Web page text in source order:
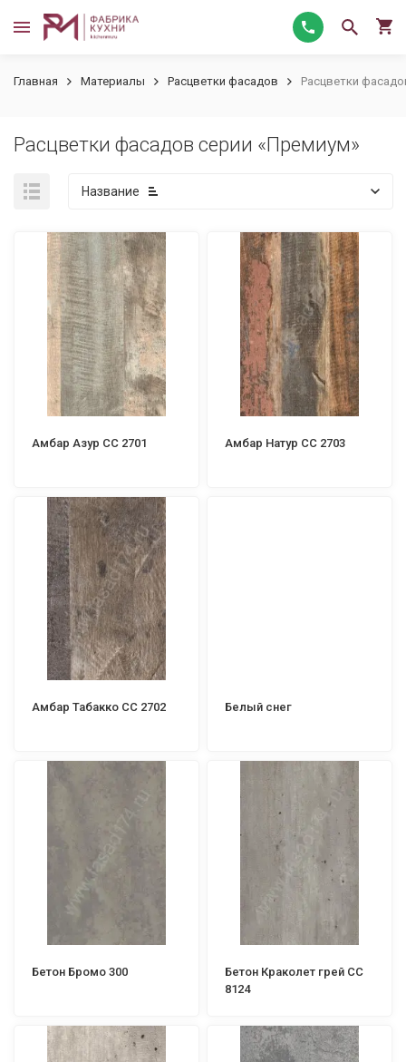
Главная Материалы Расцветки фасадов Расцветки
Расцветки фасадов серии «Премиум»
Название
Амбар Азур СС 2701 Амбар Натур СС 2703
Амбар Табакко СС 2702 Белый снег
Бетон Бромо 300
Бетон Краколет грей СС
8124